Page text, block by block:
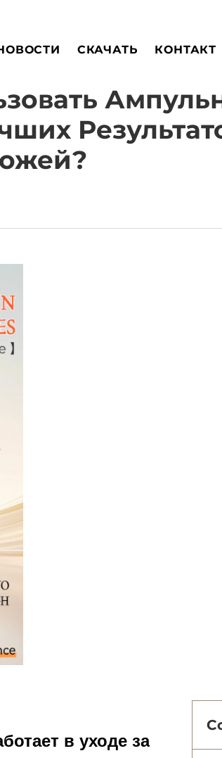
СКАЧАТЬ КОНТАКТ
в уходе за